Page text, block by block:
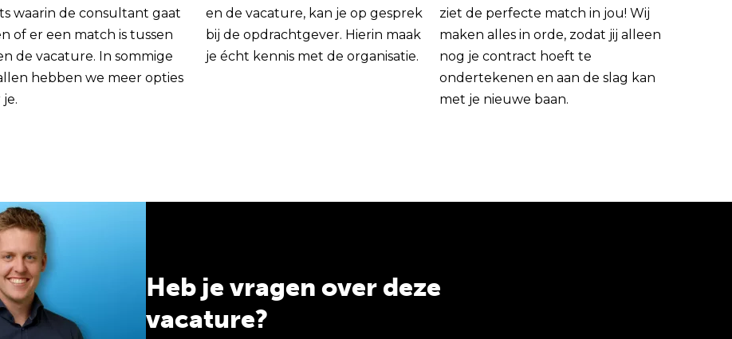
waarin de consultant gaat
of er een match is tussen
de vacature. In sommige
hebben we meer opties
en de vacature, kan je op gesprek
bij de opdrachtgever. Hierin maak
je écht kennis met de organisatie.
ziet de perfecte match in jou! Wij
maken alles in orde, zodat jij alleen
nog je contract hoeft te
ondertekenen en aan de slag kan
met je nieuwe baan.
Heb je vragen over deze
vacature?